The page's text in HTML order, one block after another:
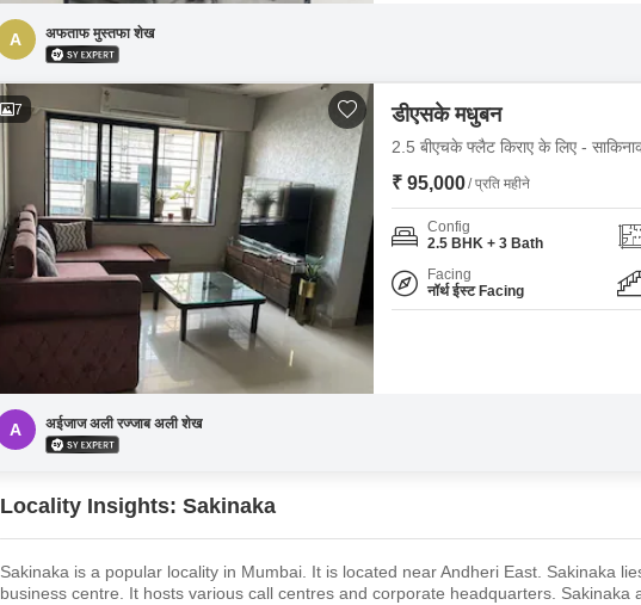
A अफताफ मुस्तफा शेख
7 डीएसके मधुबन
2.5 बीएचके फ्लैट किराए के लिए -
₹ 95,000/ प्रति महीने
Config
2.5 BHK + 3 Bath
Facing
नॉर्थ ईस्ट Facing
A अईजाज अली रज्जाब अली शेख
Locality Insights: Sakinaka
Sakinaka is a popular locality in Mumbai. It is located near Andheri East. Sakinaka
business centre. It hosts various call centres and corporate headquarters.